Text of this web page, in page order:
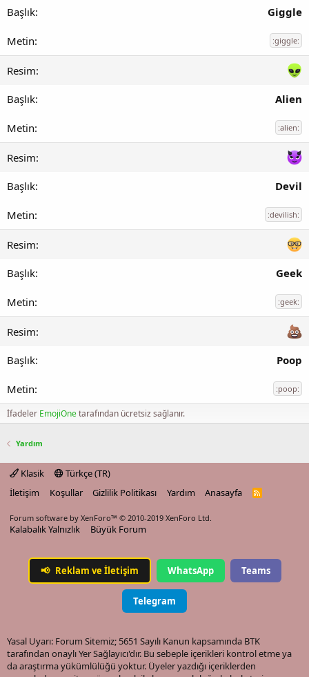
Giggle
:giggle:
Alien
:alien:
Devil
:devilish:
Geek
:geek:
Poop
:poop:
İfadeler EmojiOnetarafından ücretsiz sağlanır.
Yardım
Klasik
Türkçe (TR)
İletişim
Koşullar Gizlilik Politikası Yardım Anasayfa
R
Forum software by XenForo™ © 2010-2019 XenForo Ltd.
Kalabalık Yalnızlık Büyük Forum
📢 Reklam ve İletişim WhatsApp Teams
Telegram
Yasal Uyarı: Forum Sitemiz; 5651 Sayılı Kanun kapsamında BTK
tarafından onaylı Yer Sağlayıcı'dır. Bu sebeple içerikleri kontrol etme ya
da araştırma yükümlülüğü yoktur. Üyeler yazdığı içeriklerden